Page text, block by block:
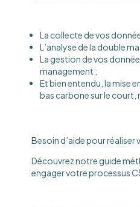
La collecte de vos
L’analyse de la double
La gestion de vos
management ;
Et bien entendu, la mise
bas carbone sur le court,
Besoin d’aide pour réaliser
Découvrez notre guide
engager votre processus